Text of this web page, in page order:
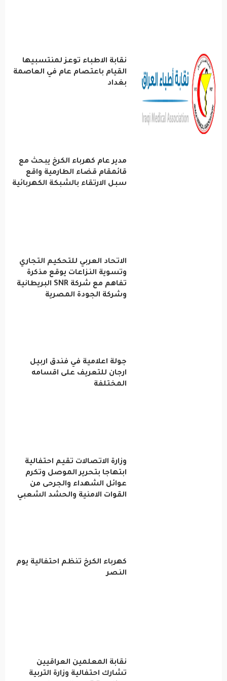
نقابة الاطباء توعز لمنتسبيها
القيام باعتصام عام في العاصمة
بغداد
مدير عام كهرباء الكرخ يبحث مع
قائمقام قضاء الطارمية واقع
سبل الارتقاء بالشبكة الكهربائية
الاتحاد العربي للتحكيم التجاري
وتسوية النزاعات يوقع مذكرة
تفاهم مع شركة SNR البريطانية
وشركة الجودة المصرية
جولة اعلامية في فندق اربيل
ارجان للتعريف على اقسامه
المختلفة
وزارة الاتصالات تقيم احتفالية
ابتهاجا بتحرير الموصل وتكرم
عوائل الشهداء والجرحى من
القوات الامنية والحشد الشعبي
كهرباء الكرخ تنظم احتفالية يوم
النصر
نقابة المعلمين العراقيين
تشارك احتفالية وزارة التربية
تحقيقات صحفية
مقالات
عامة ومنوعات